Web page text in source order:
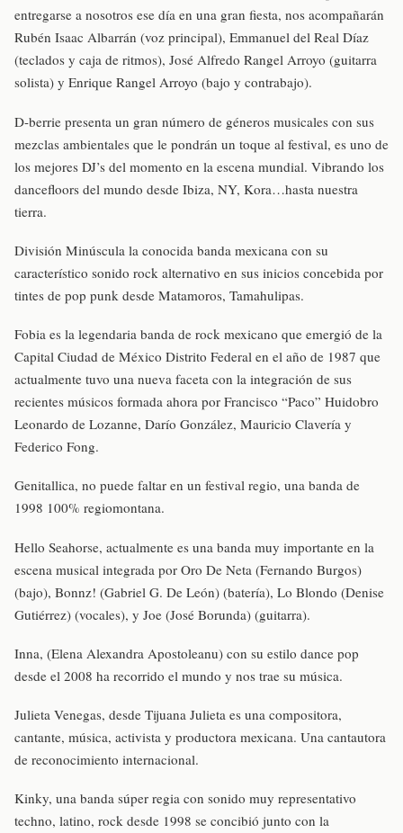
entregarse a nosotros ese día en una gran fiesta, nos acompañarán
Rubén Isaac Albarrán (voz principal), Emmanuel del Real Díaz
(teclados y caja de ritmos), José Alfredo Rangel Arroyo (guitarra
solista) y Enrique Rangel Arroyo (bajo y contrabajo).
D-berrie presenta un gran número de géneros musicales con sus
mezclas ambientales que le pondrán un toque al festival, es uno de
los mejores DJ’s del momento en la escena mundial. Vibrando los
dancefloors del mundo desde Ibiza, NY, Kora…hasta nuestra
tierra.
División Minúscula la conocida banda mexicana con su
característico sonido rock alternativo en sus inicios concebida por
tintes de pop punk desde Matamoros, Tamahulipas.
Fobia es la legendaria banda de rock mexicano que emergió de la
Capital Ciudad de México Distrito Federal en el año de 1987 que
actualmente tuvo una nueva faceta con la integración de sus
recientes músicos formada ahora por Francisco “Paco” Huidobro
Leonardo de Lozanne, Darío González, Mauricio Clavería y
Federico Fong.
Genitallica, no puede faltar en un festival regio, una banda de
1998 100% regiomontana.
Hello Seahorse, actualmente es una banda muy importante en la
escena musical integrada por Oro De Neta (Fernando Burgos)
(bajo), Bonnz! (Gabriel G. De León) (batería), Lo Blondo (Denise
Gutiérrez) (vocales), y Joe (José Borunda) (guitarra).
Inna, (Elena Alexandra Apostoleanu) con su estilo dance pop
desde el 2008 ha recorrido el mundo y nos trae su música.
Julieta Venegas, desde Tijuana Julieta es una compositora,
cantante, música, activista y productora mexicana. Una cantautora
de reconocimiento internacional.
Kinky, una banda súper regia con sonido muy representativo
techno, latino, rock desde 1998 se concibió junto con la